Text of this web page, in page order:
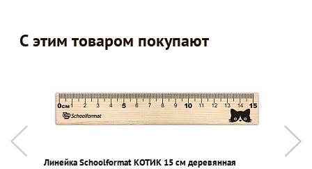
С этим товаром покупают
Линейка Schoolformat КОТИК 15 см деревянная